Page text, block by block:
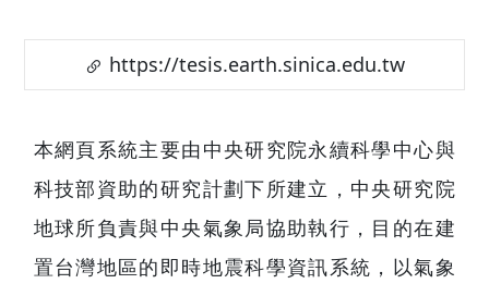
地震資訊平台
本網頁系統主要由中央研究院永續科學中心
科技部資助的研究計劃下所建立，中央研究